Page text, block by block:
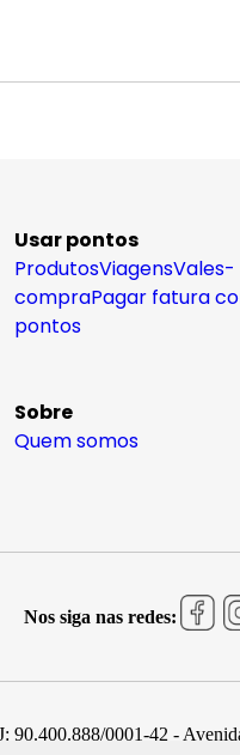
Usar pontos
ProdutosViagensVales-
compraPagar fatura
pontos
Sobre
Quem somos
Nos siga nas redes:
90.400.888/0001-42 -